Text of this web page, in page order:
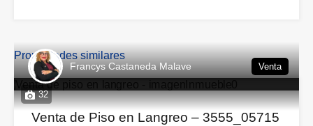
Propiedades similares
32
Francys Castaneda Malave Venta
Venta de Piso en Langreo – 3555_05715